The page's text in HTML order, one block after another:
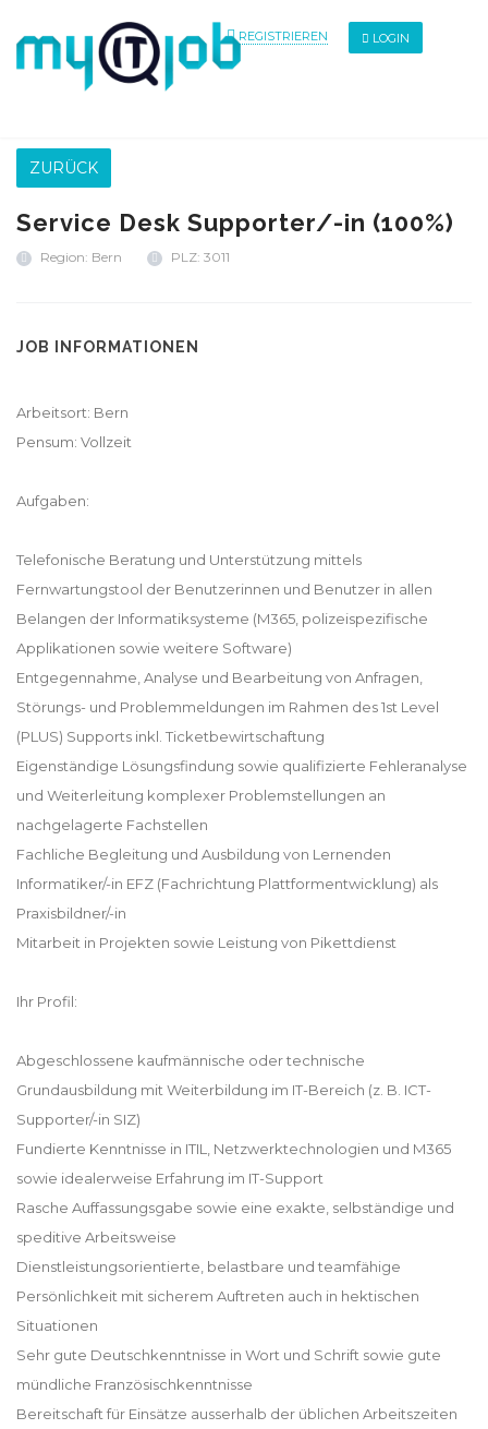
REGISTRIEREN LOGIN
ZURÜCK
Service Desk Supporter/-in (100%)
Region: Bern PLZ: 3011
JOB INFORMATIONEN
Arbeitsort: Bern
Pensum: Vollzeit
Aufgaben:
Telefonische Beratung und Unterstützung mittels
Fernwartungstool der Benutzerinnen und Benutzer in allen
Belangen der Informatiksysteme (M365, polizeispezifische
Applikationen sowie weitere Software)
Entgegennahme, Analyse und Bearbeitung von Anfragen,
Störungs- und Problemmeldungen im Rahmen des 1st Level
(PLUS) Supports inkl. Ticketbewirtschaftung
Eigenständige Lösungsfindung sowie qualifizierte Fehleranalyse
und Weiterleitung komplexer Problemstellungen an
nachgelagerte Fachstellen
Fachliche Begleitung und Ausbildung von Lernenden
Informatiker/-in EFZ (Fachrichtung Plattformentwicklung) als
Praxisbildner/-in
Mitarbeit in Projekten sowie Leistung von Pikettdienst
Ihr Profil:
Abgeschlossene kaufmännische oder technische
Grundausbildung mit Weiterbildung im IT-Bereich (z. B. ICT-
Supporter/-in SIZ)
Fundierte Kenntnisse in ITIL, Netzwerktechnologien und M365
sowie idealerweise Erfahrung im IT-Support
Rasche Auffassungsgabe sowie eine exakte, selbständige und
speditive Arbeitsweise
Dienstleistungsorientierte, belastbare und teamfähige
Persönlichkeit mit sicherem Auftreten auch in hektischen
Situationen
Sehr gute Deutschkenntnisse in Wort und Schrift sowie gute
mündliche Französischkenntnisse
Bereitschaft für Einsätze ausserhalb der üblichen Arbeitszeiten